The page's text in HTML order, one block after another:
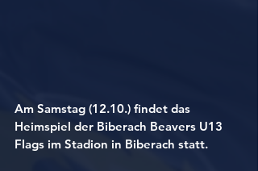
Am Samstag (12.10.) findet das
Heimspiel der Biberach Beavers U13
Flags im Stadion in Biberach statt.